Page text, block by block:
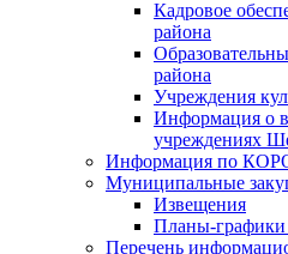
Кадровое
района
района
Учреждения
Информация о
учреждениях
Информация по
Муниципальные
Извещения
Планы-графики
Перечень